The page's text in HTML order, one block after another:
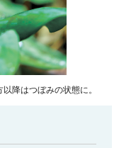
降はつぼみの状態に。